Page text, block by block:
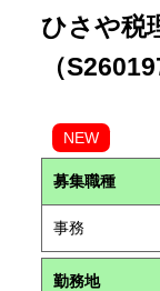
ひさや税
（
NEW
募集職種
事務
勤務地